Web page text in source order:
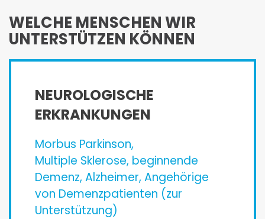
WELCHE MENSCHEN WIR
UNTERSTÜTZEN KÖNNEN
NEUROLOGISCHE
ERKRANKUNGEN
Morbus Parkinson,
Multiple Sklerose, beginnende
Demenz, Alzheimer, Angehörige
von Demenzpatienten (zur
Unterstützung)